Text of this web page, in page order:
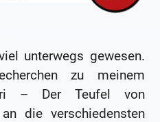
unterwegs gewesen.
zu meinem
– Der Teufel von
die verschiedensten